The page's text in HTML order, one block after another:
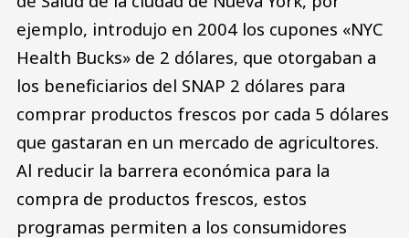
ejemplo, introdujo en 2004 los cupones «NYC
Health Bucks» de 2 dólares, que otorgaban a
los beneficiarios del SNAP 2 dólares para
comprar productos frescos por cada 5 dólares
que gastaran en un mercado de agricultores.
Al reducir la barrera económica para la
compra de productos frescos, estos
programas permiten a los consumidores